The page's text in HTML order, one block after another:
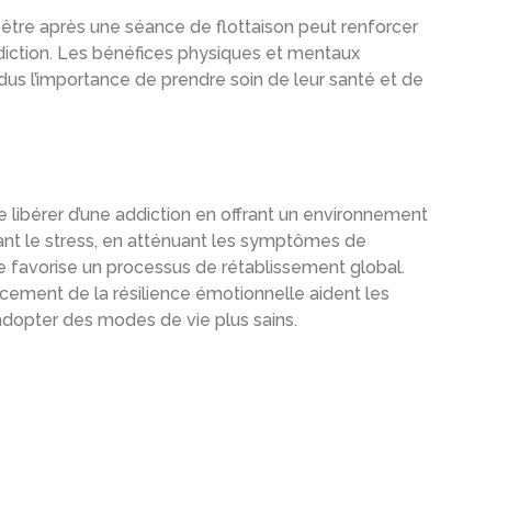
après une séance de flottaison peut renforcer
Les bénéfices physiques et mentaux
l’importance de prendre soin de leur santé et de
d’une addiction en offrant un environnement
le stress, en atténuant les symptômes de
un processus de rétablissement global.
de la résilience émotionnelle aident les
des modes de vie plus sains.